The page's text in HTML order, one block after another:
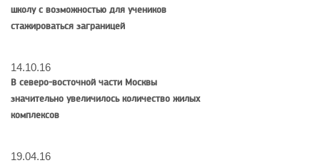
школу с возможностью для учеников
стажироваться заграницей
14.10.16
В северо-восточной части Москвы
значительно увеличилось количество жилых
комплексов
19.04.16